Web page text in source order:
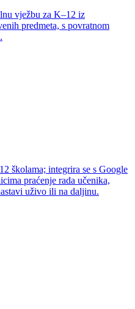
vježbu za K–12 iz
predmeta, s povratnom
školama; integrira se s Google
praćenje rada učenika,
uživo ili na daljinu.